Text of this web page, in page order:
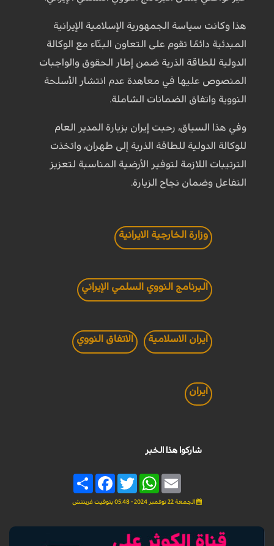
هذا وكانت سياسة الجمهورية الإسلامية الإيرانية
المبدئية دائمًا تقوم على التعاون البنّاء مع الوكالة
الدولية للطاقة الذرية ضمن إطار الحقوق والواجبات
المنصوص عليها في معاهدة عدم انتشار الأسلحة
النووية واتفاق الضمانات الشاملة.
وفي هذا السياق، رحبت إيران بزيارة المدير العام
للوكالة الدولية للطاقة الذرية إلى طهران، واتخذت
الترتيبات اللازمة لتوفير الأرضية المناسبة لتعزيز
التفاعل وضمان نجاح الزيارة.
وزارة الخارجية الايرانية
البرنامج النووي السلمي الإيراني
ايران الاسلامية الاتفاق النووي
ايران
شاركوا هذا الخبر
Share
FacebookTwitter
WhatsAppEmail
الجمعة 22 نوفمبر 2024 - 05:48 بتوقيت غرينتش